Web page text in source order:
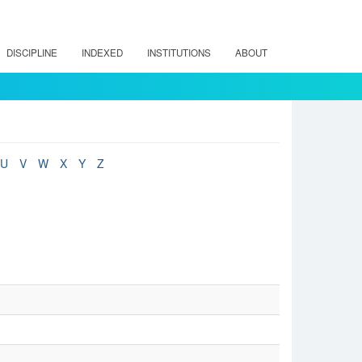
DISCIPLINE INDEXED INSTITUTIONS ABOUT
U V W X Y Z